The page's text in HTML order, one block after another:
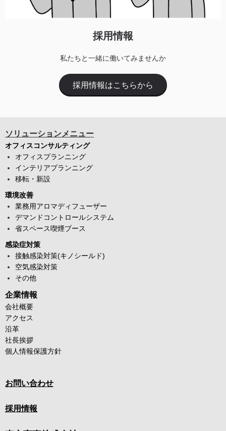
採用情報
私たちと一緒に働いてみませんか
採用情報はこちらから
ソリューションメニュー
オフィスコンサルティング
オフィスプランニング
インテリアプランニング
移転・新設
環境改善
業務用アロマディフューザー
デマンドコントロールシステム
省スペース喫煙ブース
感染症対策
接触感染対策(キノシールド)
空気感染対策
その他
企業情報
会社概要
アクセス
沿革
社長挨拶
個人情報保護方針
お問い合わせ
採用情報